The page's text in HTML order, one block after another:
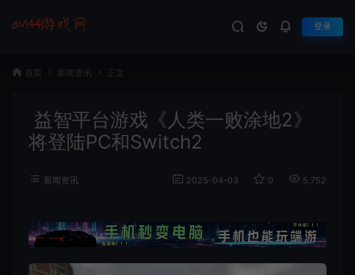
登录
首页 新闻资讯 正文
益智平台游戏《人类一败涂地2》
将登陆PC和Switch2
新闻资讯 2025-04-03 0 5,752